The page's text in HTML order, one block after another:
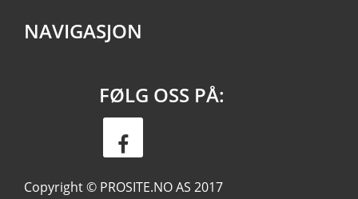
NAVIGASJON
FØLG OSS PÅ:
Copyright © PROSITE.NO AS 2017